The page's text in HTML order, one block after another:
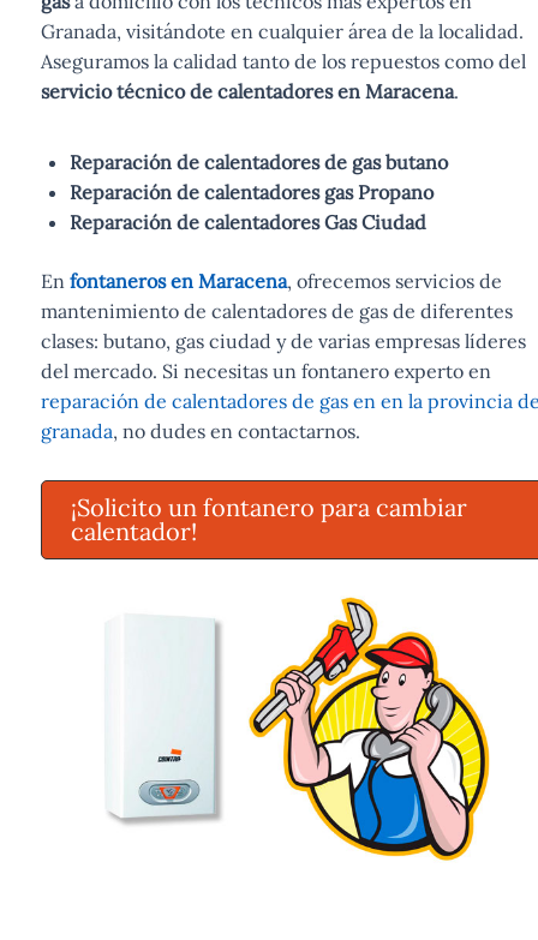
Granada, visitándote en cualquier área de la localidad.
Aseguramos la calidad tanto de los repuestos como del
servicio técnico de calentadores en Maracena.
Reparación de calentadores de gas butano
Reparación de calentadores gas Propano
Reparación de calentadores Gas Ciudad
En fontaneros en Maracena, ofrecemos servicios de
mantenimiento de calentadores de gas de diferentes
clases: butano, gas ciudad y de varias empresas líderes
del mercado. Si necesitas un fontanero experto en
reparación de calentadores de gas en en la provincia
granada, no dudes en contactarnos.
¡Solicito un fontanero para cambiar
calentador!